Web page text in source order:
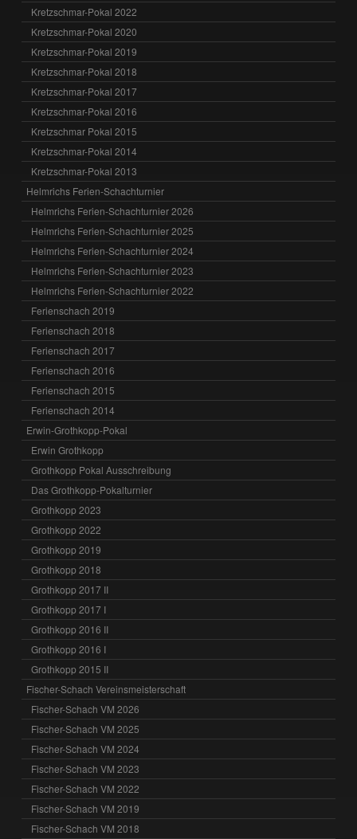
Kretzschmar-Pokal 2022
Kretzschmar-Pokal 2020
Kretzschmar-Pokal 2019
Kretzschmar-Pokal 2018
Kretzschmar-Pokal 2017
Kretzschmar-Pokal 2016
Kretzschmar Pokal 2015
Kretzschmar-Pokal 2014
Kretzschmar-Pokal 2013
Helmrichs Ferien-Schachturnier
Helmrichs Ferien-Schachturnier 2026
Helmrichs Ferien-Schachturnier 2025
Helmrichs Ferien-Schachturnier 2024
Helmrichs Ferien-Schachturnier 2023
Helmrichs Ferien-Schachturnier 2022
Ferienschach 2019
Ferienschach 2018
Ferienschach 2017
Ferienschach 2016
Ferienschach 2015
Ferienschach 2014
Erwin-Grothkopp-Pokal
Erwin Grothkopp
Grothkopp Pokal Ausschreibung
Das Grothkopp-Pokalturnier
Grothkopp 2023
Grothkopp 2022
Grothkopp 2019
Grothkopp 2018
Grothkopp 2017 II
Grothkopp 2017 I
Grothkopp 2016 II
Grothkopp 2016 I
Grothkopp 2015 II
Fischer-Schach Vereinsmeisterschaft
Fischer-Schach VM 2026
Fischer-Schach VM 2025
Fischer-Schach VM 2024
Fischer-Schach VM 2023
Fischer-Schach VM 2022
Fischer-Schach VM 2019
Fischer-Schach VM 2018